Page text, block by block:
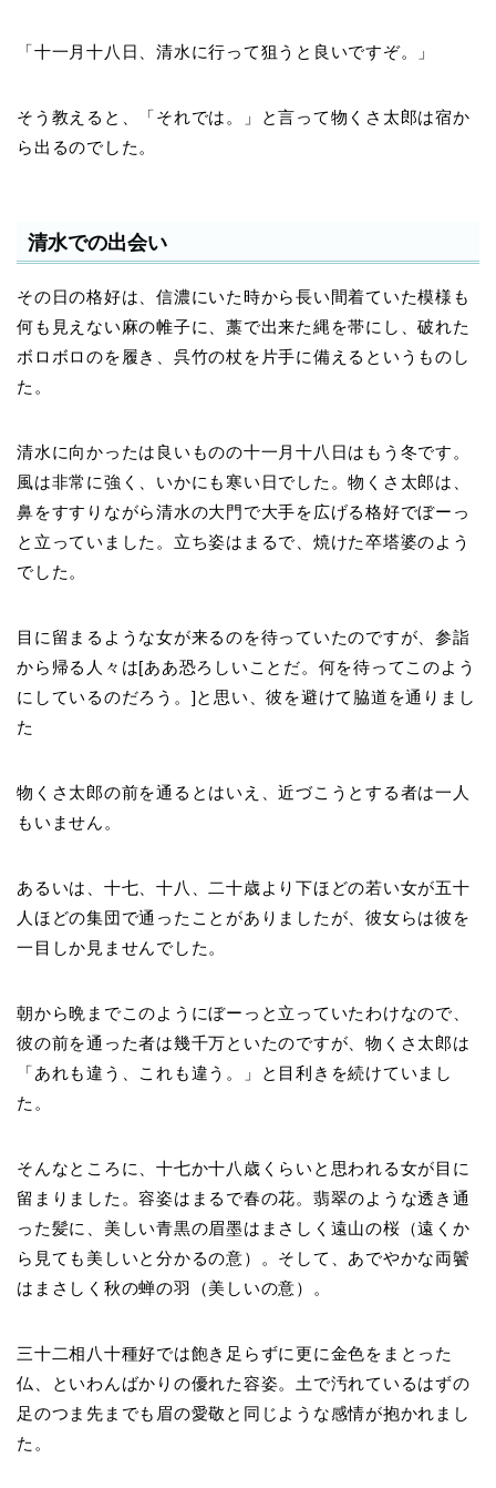
「十一月十八日、清水に行って狙うと良いですぞ。」
そう教えると、「それでは。」と言って物くさ太郎は宿か
ら出るのでした。
清水での出会い
その日の格好は、信濃にいた時から長い間着ていた模様も
何も見えない麻の帷子に、藁で出来た縄を帯にし、破れた
ボロボロのを履き、呉竹の杖を片手に備えるというものし
た。
清水に向かったは良いものの十一月十八日はもう冬です。
風は非常に強く、いかにも寒い日でした。物くさ太郎は、
鼻をすすりながら清水の大門で大手を広げる格好でぼーっ
と立っていました。立ち姿はまるで、焼けた卒塔婆のよう
でした。
目に留まるような女が来るのを待っていたのですが、参詣
から帰る人々は[ああ恐ろしいことだ。何を待ってこのよう
にしているのだろう。]と思い、彼を避けて脇道を通りまし
た
物くさ太郎の前を通るとはいえ、近づこうとする者は一人
もいません。
あるいは、十七、十八、二十歳より下ほどの若い女が五十
人ほどの集団で通ったことがありましたが、彼女らは彼を
一目しか見ませんでした。
朝から晩までこのようにぼーっと立っていたわけなので、
彼の前を通った者は幾千万といたのですが、物くさ太郎は
「あれも違う、これも違う。」と目利きを続けていまし
た。
そんなところに、十七か十八歳くらいと思われる女が目に
留まりました。容姿はまるで春の花。翡翠のような透き通
った髪に、美しい青黒の眉墨はまさしく遠山の桜（遠くか
ら見ても美しいと分かるの意）。そして、あでやかな両鬢
はまさしく秋の蝉の羽（美しいの意）。
三十二相八十種好では飽き足らずに更に金色をまとった
仏、といわんばかりの優れた容姿。土で汚れているはずの
足のつま先までも眉の愛敬と同じような感情が抱かれまし
た。